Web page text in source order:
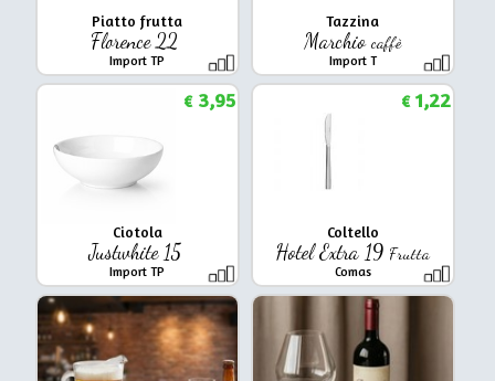
Piatto frutta
Florence 22
Import TP
Tazzina
Marchiocaffè
Import T
Ciotola
Justwhite 15
Import TP
€3,95
Coltello
Hotel Extra 19 Frutta
Comas
€1,22